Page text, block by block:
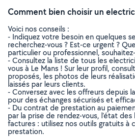
Comment bien choisir un
Voici nos conseils :
- Indiquez votre besoin en quelques
recherchez-vous ? Est-ce urgent ?
particulier ou professionnel,
- Consultez la liste de tous les
vous à Le Mans ! Sur leur profil,
proposés, les photos de leurs
laissés par leurs clients.
- Conversez avec les offreurs depuis
pour des échanges sécurisés et
- Du contrat de prestation au
par la prise de rendez-vous, l’état
factures : utilisez nos outils gratuits à
prestation.